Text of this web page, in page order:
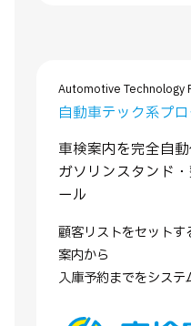
Automotive Technology
自動車テック系プ
車検案内を完全自
ガソリンスタンド
ール
顧客リストをセット
案内から
入庫予約までをシステ